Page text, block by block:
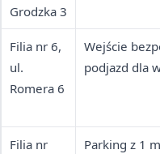
Grodzka 3
Filia nr 6,
ul.
Romera 6
Wejście
podjazd dla
Filia nr
Parking z 1